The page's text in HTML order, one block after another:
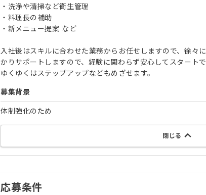
・洗浄や清掃など衛生管理
・料理長の補助
・新メニュー提案 など
入社後はスキルに合わせた業務からお任せしますので、徐々
かりサポートしますので、経験に関わらず安心してスタートで
ゆくゆくはステップアップなどもめざせます。
募集背景
体制強化のため
閉じる
応募条件